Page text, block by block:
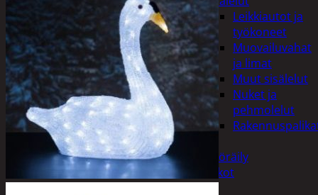
Leikkiautot ja
työkoneet
Muovailuvahat
ja limat
Muut sisälelut
Nuket ja
pehmolelut
Polkupyöräily
Lukot